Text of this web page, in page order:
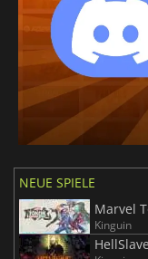
NEUE SPIELE
Marvel
Kinguin